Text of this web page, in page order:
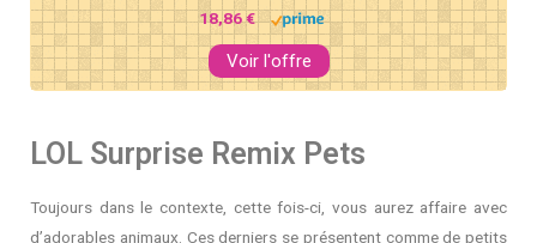
18,86 €
Voir l'offre
LOL Surprise Remix Pets
Toujours dans le contexte, cette fois-ci, vous aurez affaire avec
d’adorables animaux. Ces derniers se présentent comme de petits